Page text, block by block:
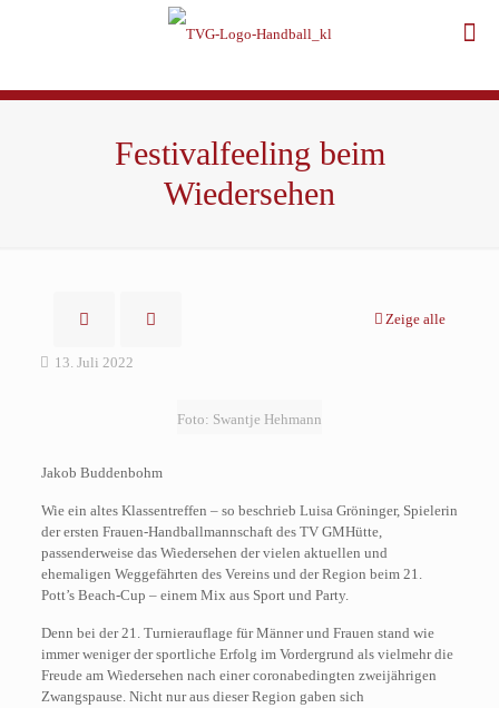
Festivalfeeling beim
Wiedersehen
Zeige alle
13. Juli 2022
Foto: Swantje Hehmann
Jakob Buddenbohm
Wie ein altes Klassentreffen – so beschrieb Luisa Gröninger, Spielerin
der ersten Frauen-Handballmannschaft des TV GMHütte,
passenderweise das Wiedersehen der vielen aktuellen und
ehemaligen Weggefährten des Vereins und der Region beim 21.
Pott’s Beach-Cup – einem Mix aus Sport und Party.
Denn bei der 21. Turnierauflage für Männer und Frauen stand wie
immer weniger der sportliche Erfolg im Vordergrund als vielmehr die
Freude am Wiedersehen nach einer coronabedingten zweijährigen
Zwangspause. Nicht nur aus dieser Region gaben sich